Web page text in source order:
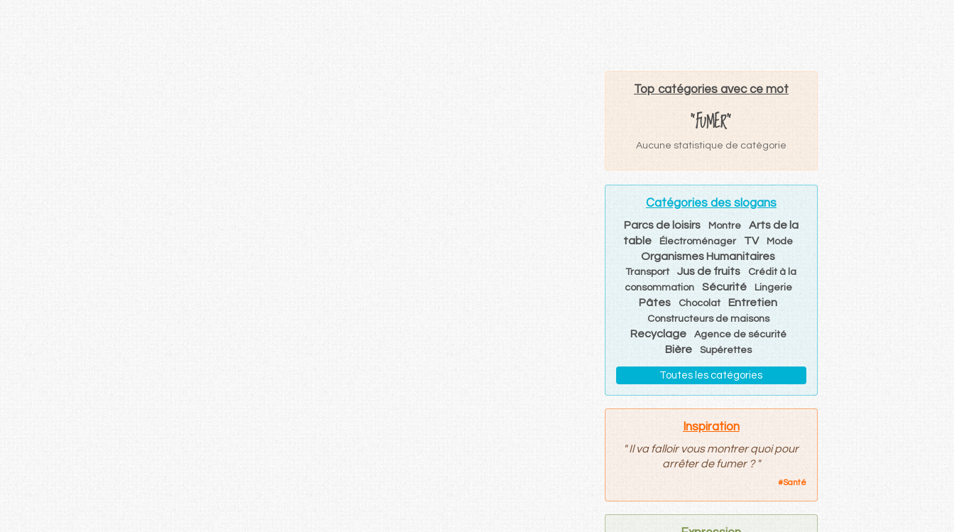
Top catégories avec ce mot
"FUMER"
Aucune statistique de catégorie
Catégories des slogans
Parcs de loisirs Montre
Arts de la
table
Électroménager TV Mode
Organismes Humanitaires
Transport Jus de fruits
Crédit à la
consommation
Sécurité Lingerie
Pâtes Chocolat Entretien
Constructeurs de maisons
Recyclage Agence de sécurité
Bière Supérettes
Toutes les catégories
Inspiration
" Il va falloir vous montrer quoi pour
arrêter de fumer ? "
#Santé